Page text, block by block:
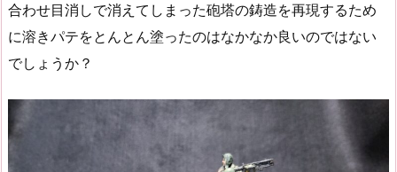
合わせ目消しで消えてしまった砲塔の鋳造を再現するため
に溶きパテをとんとん塗ったのはなかなか良いのではない
でしょうか？